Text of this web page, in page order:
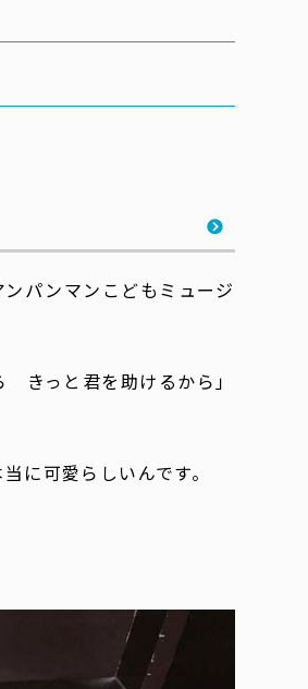
パンマンこどもミュージ
っと君を助けるから」
に可愛らしいんです。